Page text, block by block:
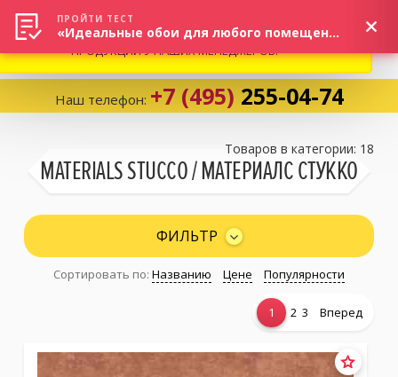
Избранное:0 товаров
Каталог
Наш телефон: +7 (495) 255-04-74
MATERIALS STUCCO / МАТЕРИАЛС СТУККО
Товаров в категории: 18
ФИЛЬТР
Сортировать по: Названию Цене Популярности
1 2 3 Вперед
ВНИМАНИЕ! В СВЯЗИ С СИТУАЦИЕЙ НА РЫНКЕ, ПРОСИМ
УТОЧНЯТЬ АКТУАЛЬНУЮ СТОИМОСТЬ И НАЛИЧИЕ
ПРОДУКЦИИ У НАШИХ МЕНЕДЖЕРОВ.
ПРОЙТИ ТЕСТ
«Идеальные обои для любого помещения!»